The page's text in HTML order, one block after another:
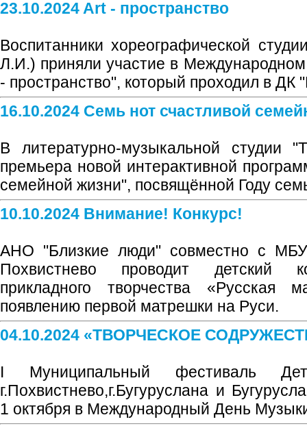
23.10.2024 Art - пространство
Воспитанники хореографической
Л.И.) приняли участие в Международном
- пространство", который проходил в ДК
16.10.2024 Семь нот счастливой
В литературно-музыкальной студии
премьера новой интерактивной
семейной жизни", посвящённой Году
10.10.2024 Внимание! Конкурс!
АНО "Близкие люди" совместно с
Похвистнево проводит детский
прикладного творчества «Русская
появлению первой матрешки на Руси.
04.10.2024 «ТВОРЧЕСКОЕ
I Муниципальный фестиваль
г.Похвистнево,г.Бугуруслана и
1 октября в Международный День